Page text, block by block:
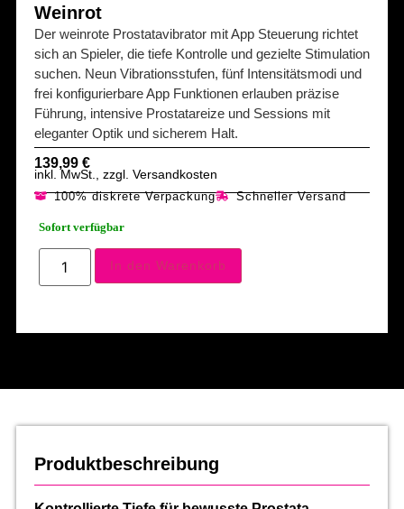
Weinrot
Der weinrote Prostatavibrator mit App Steuerung richtet
sich an Spieler, die tiefe Kontrolle und gezielte Stimulation
suchen. Neun Vibrationsstufen, fünf Intensitätsmodi und
frei konfigurierbare App Funktionen erlauben präzise
Führung, intensive Prostatareize und Sessions mit
eleganter Optik und sicherem Halt.
139,99 €
inkl. MwSt., zzgl. Versandkosten
100% diskrete Verpackung Schneller Versand
Sofort verfügbar
In den Warenkorb
Produktbeschreibung